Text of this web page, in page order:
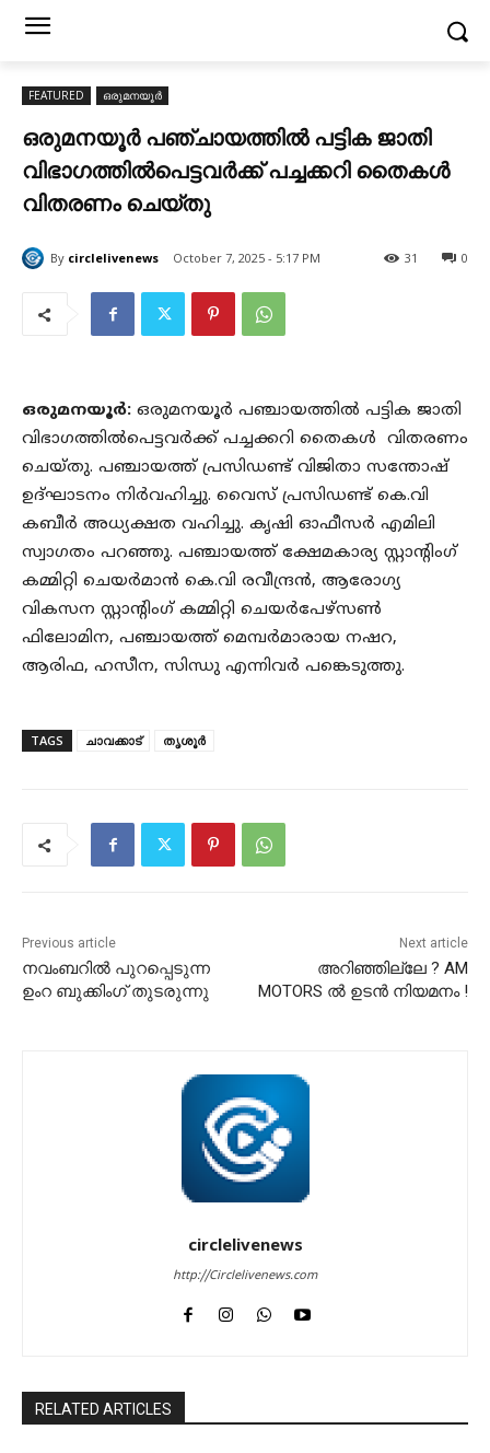
FEATURED ഒരുമനയൂർ
ഒരുമനയൂർ പഞ്ചായത്തിൽ പട്ടിക ജാതി
വിഭാഗത്തിൽപെട്ടവർക്ക് പച്ചക്കറി തൈകൾ
വിതരണം ചെയ്തു
By circlelivenews October 7, 2025 - 5:17 PM 0
31
ഒരുമനയൂർ: ഒരുമനയൂർ പഞ്ചായത്തിൽ പട്ടിക ജാതി
വിഭാഗത്തിൽപെട്ടവർക്ക് പച്ചക്കറി തൈകൾ വിതരണം
ചെയ്തു. പഞ്ചായത്ത് പ്രസിഡണ്ട് വിജിതാ സന്തോഷ്
ഉദ്ഘാടനം നിർവഹിച്ചു. വൈസ് പ്രസിഡണ്ട് കെ.വി
കബീർ അധ്യക്ഷത വഹിച്ചു. കൃഷി ഓഫീസർ എമിലി
സ്വാഗതം പറഞ്ഞു. പഞ്ചായത്ത് ക്ഷേമകാര്യ സ്റ്റാന്റിംഗ്
കമ്മിറ്റി ചെയർമാൻ കെ.വി രവീന്ദ്രൻ, ആരോഗ്യ
വികസന സ്റ്റാന്റിംഗ് കമ്മിറ്റി ചെയർപേഴ്സൺ
ഫിലോമിന, പഞ്ചായത്ത് മെമ്പർമാരായ നഷറ,
ആരിഫ, ഹസീന, സിന്ധു എന്നിവർ പങ്കെടുത്തു.
TAGS ചാവക്കാട് തൃശൂർ
Previous article
നവംബറിൽ പുറപ്പെടുന്ന
ഉംറ ബുക്കിംഗ് തുടരുന്നു
Next article
അറിഞ്ഞില്ലേ ? AM
MOTORS ൽ ഉടൻ നിയമനം !
circlelivenews
http://Circlelivenews.com
RELATED ARTICLES